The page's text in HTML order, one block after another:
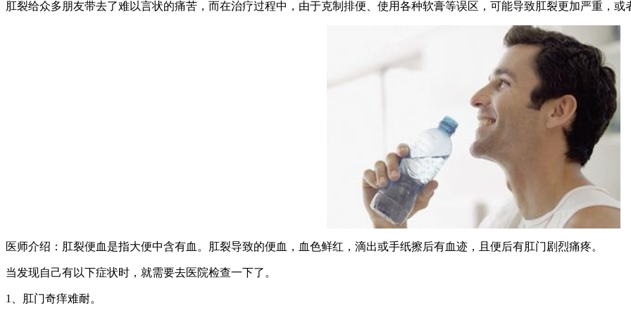
肛裂给众多朋友带去了难以言状的痛苦，而在治疗过程中，由于克制排便、使用各种软膏等误区，可能导致肛裂更加严重，或
医师介绍：肛裂便血是指大便中含有血。肛裂导致的便血，血色鲜红，滴出或手纸擦后有血迹，且便后有肛门剧烈痛疼。
当发现自己有以下症状时，就需要去医院检查一下了。
1、肛门奇痒难耐。